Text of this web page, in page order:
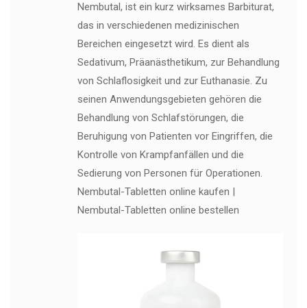
Nembutal, ist ein kurz wirksames Barbiturat,
das in verschiedenen medizinischen
Bereichen eingesetzt wird. Es dient als
Sedativum, Präanästhetikum, zur Behandlung
von Schlaflosigkeit und zur Euthanasie. Zu
seinen Anwendungsgebieten gehören die
Behandlung von Schlafstörungen, die
Beruhigung von Patienten vor Eingriffen, die
Kontrolle von Krampfanfällen und die
Sedierung von Personen für Operationen.
Nembutal-Tabletten online kaufen |
Nembutal-Tabletten online bestellen